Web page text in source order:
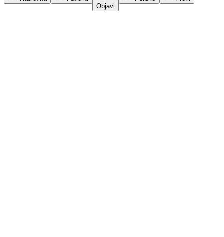
Objavi